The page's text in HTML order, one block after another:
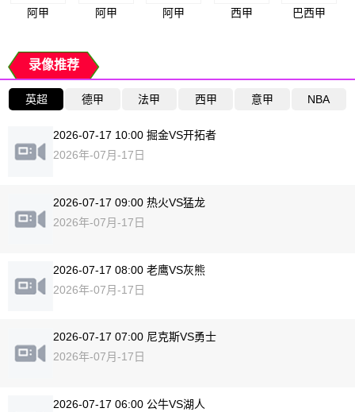
阿甲 阿甲 阿甲 西甲 巴西甲
录像推荐
英超 德甲 法甲 西甲 意甲 NBA
2026-07-17 10:00 掘金VS开拓者
2026年-07月-17日
2026-07-17 09:00 热火VS猛龙
2026年-07月-17日
2026-07-17 08:00 老鹰VS灰熊
2026年-07月-17日
2026-07-17 07:00 尼克斯VS勇士
2026年-07月-17日
2026-07-17 06:00 公牛VS湖人